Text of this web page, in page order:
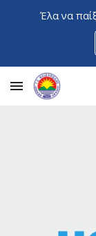
Skip to main
Έλα να